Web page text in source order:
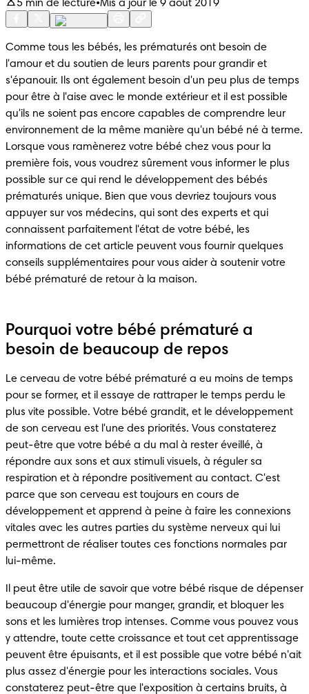
5 min de lecture•Mis à jour le 9 août 2019
Comme tous les bébés, les prématurés ont besoin de
l'amour et du soutien de leurs parents pour grandir et
s'épanouir. Ils ont également besoin d'un peu plus de temps
pour être à l'aise avec le monde extérieur et il est possible
qu'ils ne soient pas encore capables de comprendre leur
environnement de la même manière qu'un bébé né à terme.
Lorsque vous ramènerez votre bébé chez vous pour la
première fois, vous voudrez sûrement vous informer le plus
possible sur ce qui rend le développement des bébés
prématurés unique. Bien que vous devriez toujours vous
appuyer sur vos médecins, qui sont des experts et qui
connaissent parfaitement l'état de votre bébé, les
informations de cet article peuvent vous fournir quelques
conseils supplémentaires pour vous aider à soutenir votre
bébé prématuré de retour à la maison.
Pourquoi votre bébé prématuré a
besoin de beaucoup de repos
Le cerveau de votre bébé prématuré a eu moins de temps
pour se former, et il essaye de rattraper le temps perdu le
plus vite possible. Votre bébé grandit, et le développement
de son cerveau est l'une des priorités. Vous constaterez
peut-être que votre bébé a du mal à rester éveillé, à
répondre aux sons et aux stimuli visuels, à réguler sa
respiration et à répondre positivement au contact. C'est
parce que son cerveau est toujours en cours de
développement et apprend à peine à faire les connexions
vitales avec les autres parties du système nerveux qui lui
permettront de réaliser toutes ces fonctions normales par
lui-même.
Il peut être utile de savoir que votre bébé risque de dépenser
beaucoup d'énergie pour manger, grandir, et bloquer les
sons et les lumières trop intenses. Comme vous pouvez vous
y attendre, toute cette croissance et tout cet apprentissage
peuvent être épuisants, et il est possible que votre bébé n'ait
plus assez d'énergie pour les interactions sociales. Vous
constaterez peut-être que l'exposition à certains bruits, à